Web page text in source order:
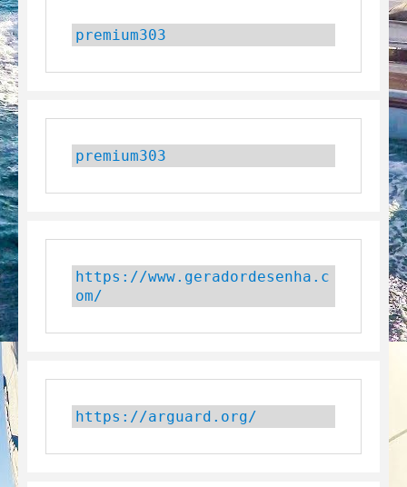
premium303
premium303
https://www.geradordesenha.c
om/
https://arguard.org/